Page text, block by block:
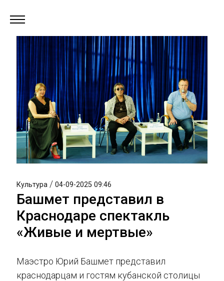
Культура / 04-09-2025 09:46
Башмет представил в
Краснодаре спектакль
«Живые и мертвые»
Маэстро Юрий Башмет представил
краснодарцам и гостям кубанской столицы